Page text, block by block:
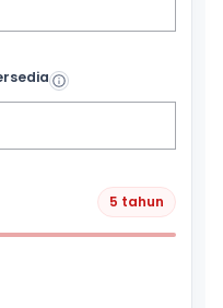
5 tahun